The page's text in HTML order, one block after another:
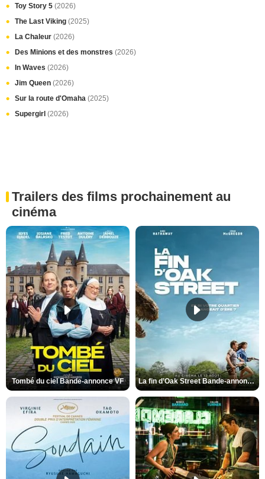
Toy Story 5 (2026)
The Last Viking (2025)
La Chaleur (2026)
Des Minions et des monstres (2026)
In Waves (2026)
Jim Queen (2026)
Sur la route d'Omaha (2025)
Supergirl (2026)
Trailers des films prochainement au
cinéma
Tombé du ciel Bande-annonce VF La fin d’Oak Street Bande-annonce VO STFR